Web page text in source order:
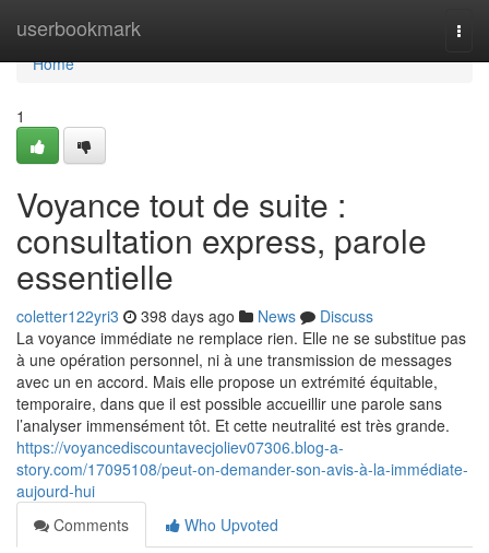
userbookmark
Home
Home
1
Voyance tout de suite :
consultation express, parole
essentielle
coletter122yri3 398 days ago News
Discuss
La voyance immédiate ne remplace rien. Elle ne se substitue pas
à une opération personnel, ni à une transmission de messages
avec un en accord. Mais elle propose un extrémité équitable,
temporaire, dans que il est possible accueillir une parole sans
l’analyser immensément tôt. Et cette neutralité est très grande.
https://voyancediscountavecjoliev07306.blog-a-
story.com/17095108/peut-on-demander-son-avis-à-la-immédiate-
aujourd-hui
Comments
Who Upvoted